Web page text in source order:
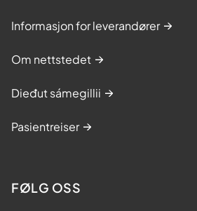
Informasjon for leverandører
Om nettstedet
Dieđut sámegillii
Pasientreiser
FØLG OSS